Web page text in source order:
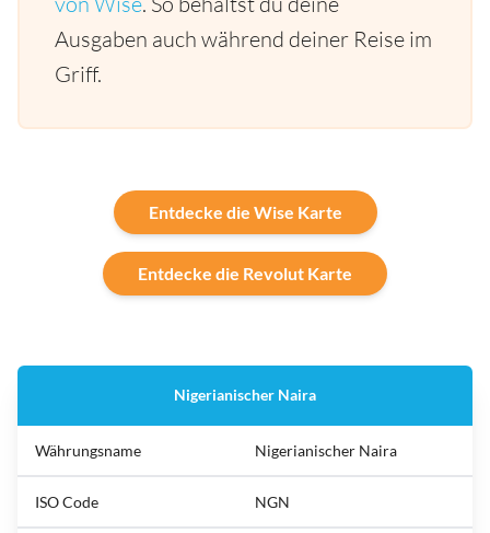
Ausgaben auch während deiner Reise im
Griff.
Entdecke die Wise Karte
Entdecke die Revolut Karte
Nigerianischer Naira
Währungsname Nigerianischer Naira
ISO Code NGN